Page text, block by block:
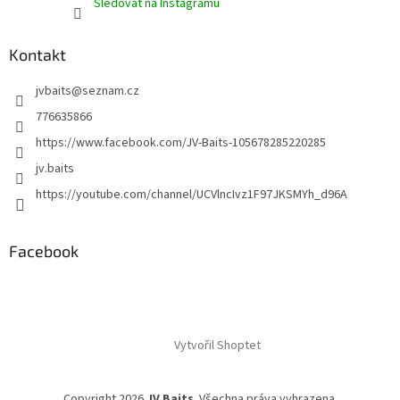
Sledovat na Instagramu
Kontakt
jvbaits@seznam.cz
776635866
https://www.facebook.com/JV-Baits-105678285220285
jv.baits
https://youtube.com/channel/UCVlncIvz1F97JKSMYh_d96A
Facebook
Vytvořil Shoptet